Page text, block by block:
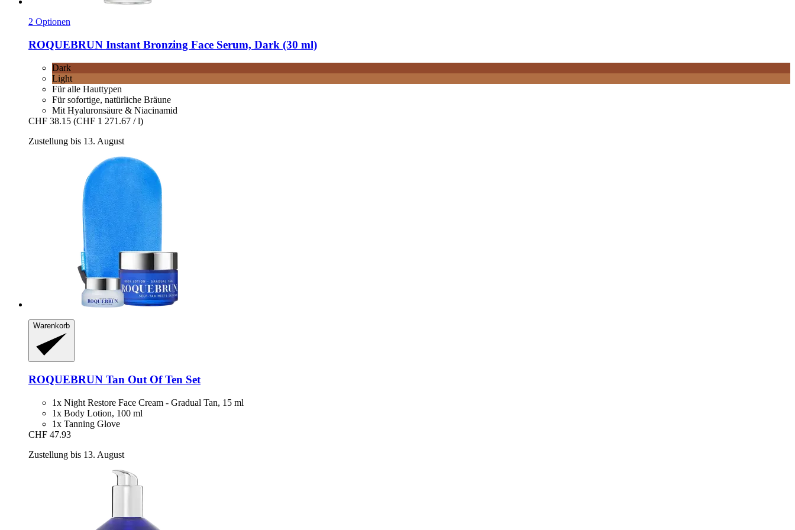
2 Optionen
ROQUEBRUN Instant Bronzing Face Serum, Dark (30 ml)
Dark
Light
Für alle Hauttypen
Für sofortige, natürliche Bräune
Mit Hyaluronsäure & Niacinamid
CHF 38.15 (CHF 1 271.67 / l)
Zustellung bis 13. August
Warenkorb
ROQUEBRUN Tan Out Of Ten Set
1x Night Restore Face Cream - Gradual Tan, 15 ml
1x Body Lotion, 100 ml
1x Tanning Glove
CHF 47.93
Zustellung bis 13. August